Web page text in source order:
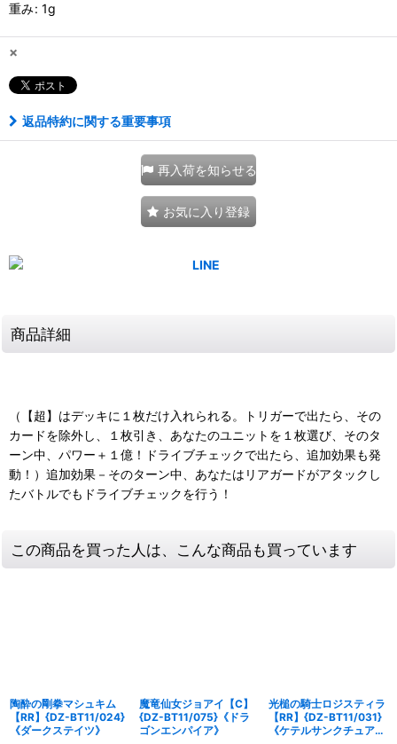
重み: 1g
×
返品特約に関する重要事項
再入荷を知らせる
お気に入り登録
商品詳細
（【超】はデッキに１枚だけ入れられる。トリガーで出たら、その
カードを除外し、１枚引き、あなたのユニットを１枚選び、そのタ
ーン中、パワー＋１億！ドライブチェックで出たら、追加効果も発
動！）追加効果－そのターン中、あなたはリアガードがアタックし
たバトルでもドライブチェックを行う！
この商品を買った人は、こんな商品も買っています
陶酔の剛拳マシュキム
【RR】{DZ-BT11/024}
《ダークステイツ》
魔竜仙女ジョアイ【C】
{DZ-BT11/075}《ドラ
ゴンエンパイア》
光槌の騎士ロジスティラ
【RR】{DZ-BT11/031}
《ケテルサンクチュア